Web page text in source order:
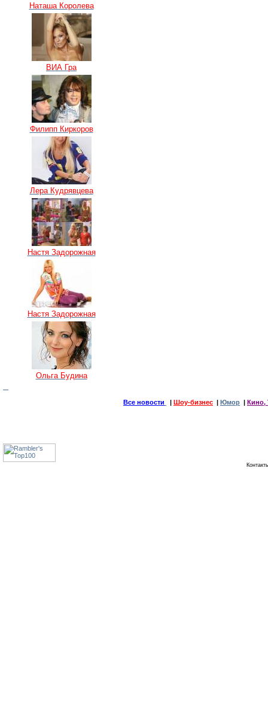
Наташа Королева
ВИА Гра
Филипп Киркоров
Лера Кудрявцева
Настя Задорожная
Настя Задорожная
Ольга Будина
Все новости Шоу-бизнес Юмор Кино,